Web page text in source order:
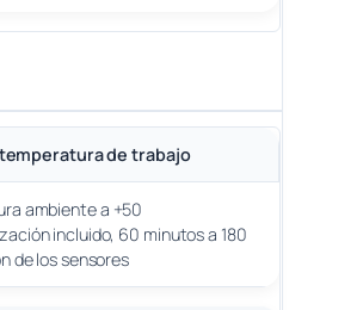
de trabajo
ambiente a +50
incluido, 60 minutos a 180
de los sensores